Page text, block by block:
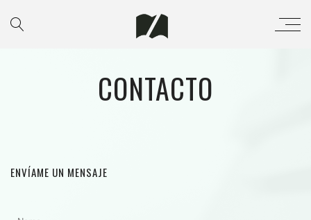
CONTACTO
ENVÍAME UN MENSAJE